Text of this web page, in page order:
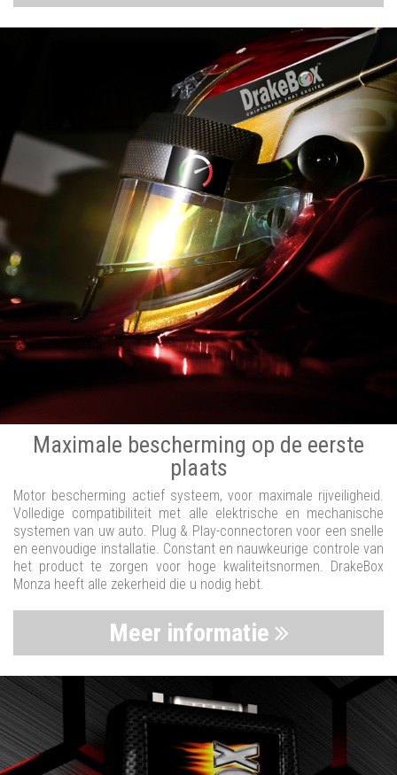
Maximale bescherming op de eerste
plaats
Motor bescherming actief systeem, voor maximale rijveiligheid.
Volledige compatibiliteit met alle elektrische en mechanische
systemen van uw auto. Plug & Play-connectoren voor een snelle
en eenvoudige installatie. Constant en nauwkeurige controle van
het product te zorgen voor hoge kwaliteitsnormen. DrakeBox
Monza heeft alle zekerheid die u nodig hebt.
Meer informatie